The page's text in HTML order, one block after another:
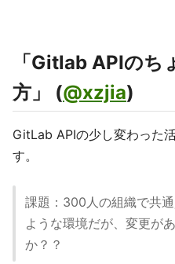
「Gitlab APIのち
方」 (@xzjia)
GitLab APIの少し変わった
す。
課題：300人の組織で共
ような環境だが、変更が
か？？